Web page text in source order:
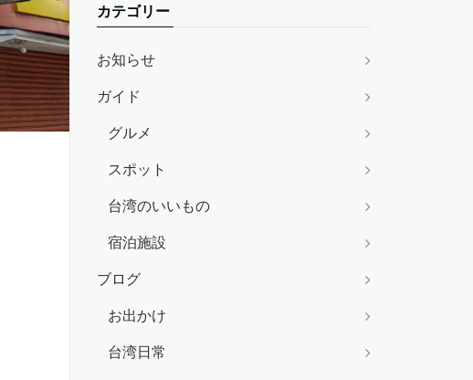
カテゴリー
お知らせ
ガイド
グルメ
スポット
台湾のいいもの
宿泊施設
ブログ
お出かけ
台湾日常